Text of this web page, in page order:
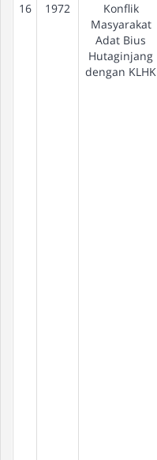
16
1972
Konflik
Masyarakat
Adat Bius
Hutaginjang
dengan KLHK